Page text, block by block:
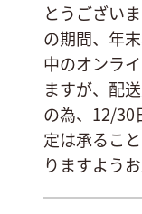
とうござい
の期間、年
中のオンラ
ますが、配
の為、12/30
定は承るこ
りますよう